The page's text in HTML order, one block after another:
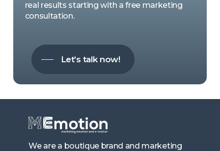
real results starting with a free marketing
consultation.
Let’s talk now!
We are a boutique brand and marketing